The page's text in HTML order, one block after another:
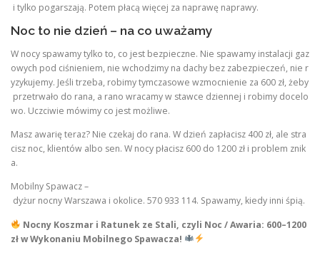
i tylko pogarszają. Potem płacą więcej za naprawę naprawy.
Noc to nie dzień – na co uważamy
W nocy spawamy tylko to, co jest bezpieczne. Nie spawamy instalacji gaz
owych pod ciśnieniem, nie wchodzimy na dachy bez zabezpieczeń, nie r
yzykujemy. Jeśli trzeba, robimy tymczasowe wzmocnienie za 600 zł, żeby
przetrwało do rana, a rano wracamy w stawce dziennej i robimy docelo
wo. Uczciwie mówimy co jest możliwe.
Masz awarię teraz? Nie czekaj do rana. W dzień zapłacisz 400 zł, ale stra
cisz noc, klientów albo sen. W nocy płacisz 600 do 1200 zł i problem znik
a.
Mobilny Spawacz –
dyżur nocny Warszawa i okolice. 570 933 114. Spawamy, kiedy inni śpią.
Nocny Koszmar i Ratunek ze Stali, czyli Noc / Awaria: 600–1200
zł w Wykonaniu Mobilnego Spawacza!